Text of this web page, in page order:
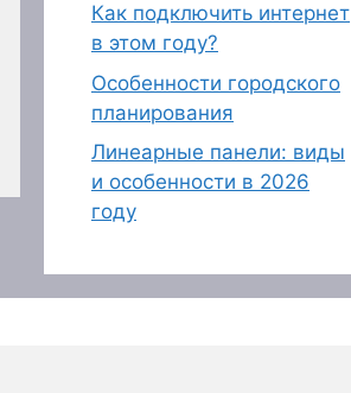
Как подключить интернет
в этом году?
Особенности городского
планирования
Линеарные панели: виды
и особенности в 2026
году